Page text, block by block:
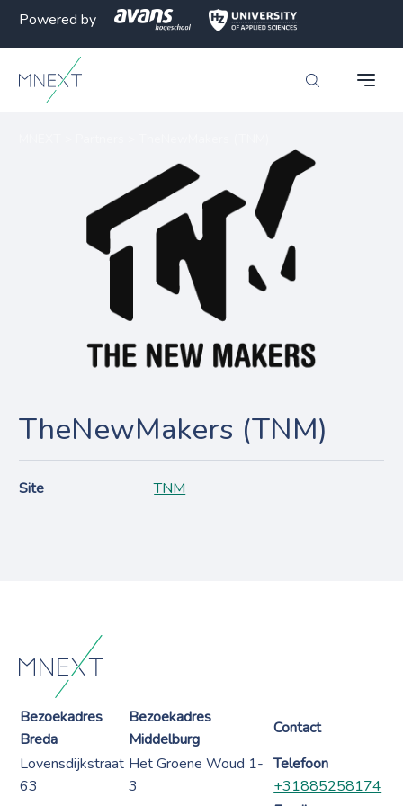
Powered by
TheNewMakers (TNM)
Site TNM
Bezoekadres
Breda
Bezoekadres
Middelburg
Contact
Lovensdijkstraat
63
Het Groene Woud 1-
3
Telefoon
+31885258174